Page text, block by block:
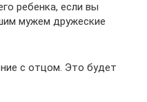
ребенка, если вы
мужем дружеские
с отцом. Это будет